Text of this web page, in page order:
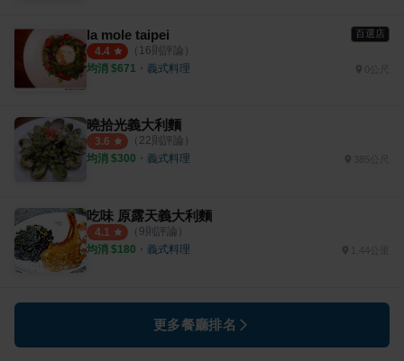
la mole taipei 百選店
4.4 （ 16則評論）
均消 $671 ・ 義式料理
曉拾光義大利麵
3.6 （ 22則評論）
均消 $300 ・ 義式料理 385公尺
吃味 原露天義大利麵
4.1 （ 9則評論）
均消 $180 ・ 義式料理 1.44公里
更多餐廳排名